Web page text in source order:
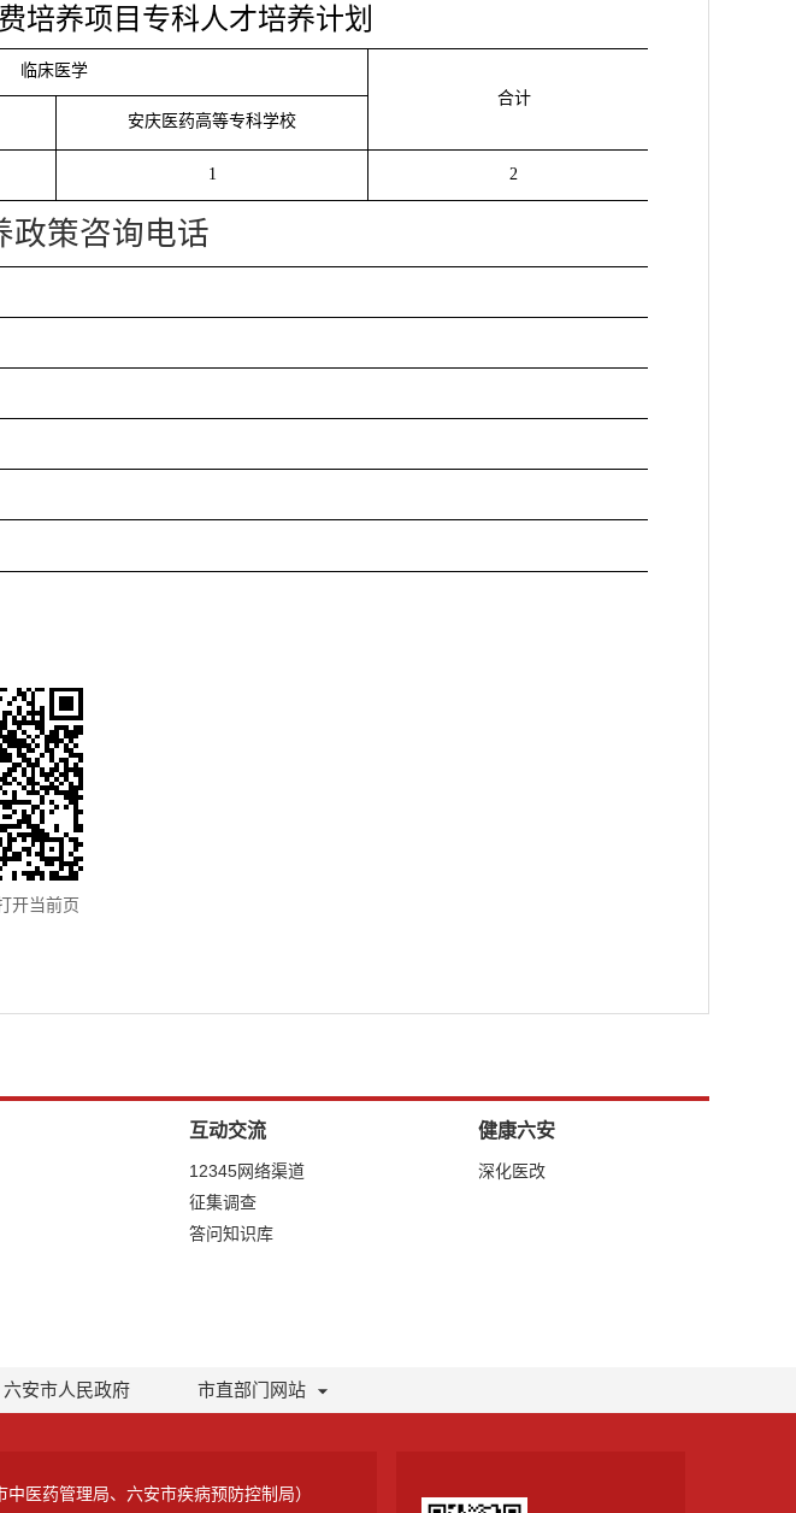
培养项目专科人才培养计划
临床医学
合计
安庆医药高等专科学校
1 2
政策咨询电话
开当前页
互动交流
12345网络渠道
征集调查
答问知识库
健康六安
深化医改
六安市人民政府 市直部门网站
医药管理局、六安市疾病预防控制局）